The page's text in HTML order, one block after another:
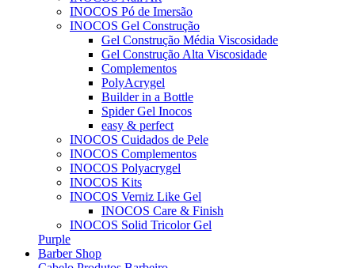
INOCOS Pó de Imersão
INOCOS Gel Construção
Gel Construção Média Viscosidade
Gel Construção Alta Viscosidade
Complementos
PolyAcrygel
Builder in a Bottle
Spider Gel Inocos
easy & perfect
INOCOS Cuidados de Pele
INOCOS Complementos
INOCOS Polyacrygel
INOCOS Kits
INOCOS Verniz Like Gel
INOCOS Care & Finish
INOCOS Solid Tricolor Gel
Purple
Barber Shop